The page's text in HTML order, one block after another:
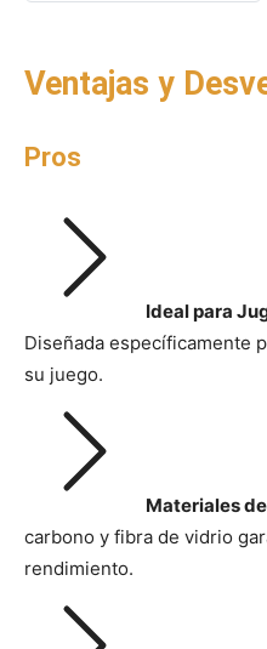
Ventajas y
Pros
Ideal para
Diseñada específicamente
su juego.
Materiales
carbono y fibra de vidrio
rendimiento.